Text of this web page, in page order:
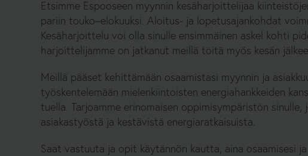
I
K
K
O
Etsimme Espooseen myynnin kesäharjoittelijaa
pariin touko–elokuuksi. Aloitus- ja lopetusajankohdat
Kesäharjoittelu voi olla sinulle ensimmäinen askel kohti
harjoittelijamme on jatkanut meillä töitä myös kesän
Meillä pääset kehittämään osaamistasi myynnin ja
työskentelemään mielenkiintoisten energiahankkeiden
tuella. Tarjoamme erinomaisen oppimisympäristön
asiakastyöstä ja kestävistä energiaratkaisuista.
Saat vastuuta ja opit käytännön kautta, aina osaamisesi